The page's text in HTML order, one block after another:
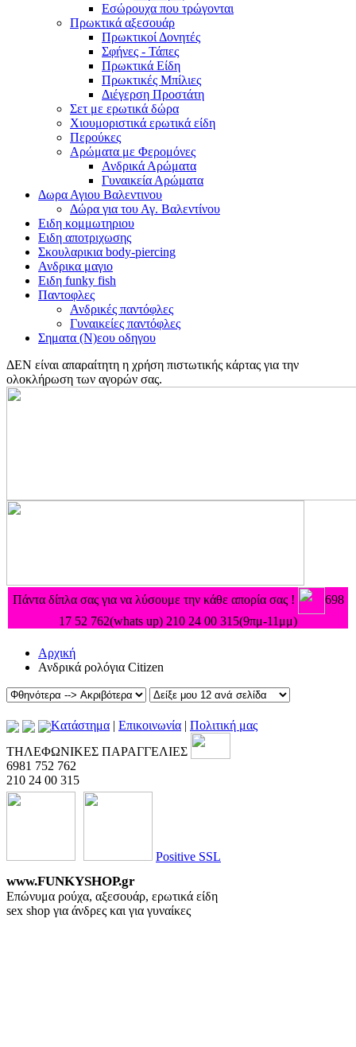
Εσώρουχα που τρώγονται
Πρωκτικά αξεσουάρ
Πρωκτικοί Δονητές
Σφήνες - Τάπες
Πρωκτικά Είδη
Πρωκτικές Μπίλιες
Διέγερση Προστάτη
Σετ με ερωτικά δώρα
Χιουμοριστικά ερωτικά είδη
Περούκες
Αρώματα με Φερομόνες
Ανδρικά Αρώματα
Γυναικεία Αρώματα
Δωρα Αγιου Βαλεντινου
Δώρα για του Αγ. Βαλεντίνου
Ειδη κομμωτηριου
Ειδη αποτριχωσης
Σκουλαρικια body-piercing
Ανδρικα μαγιο
Ειδη funky fish
Παντοφλες
Ανδρικές παντόφλες
Γυναικείες παντόφλες
Σηματα (Ν)εου οδηγου
ΔΕΝ είναι απαραίτητη η χρήση πιστωτικής κάρτας για την
ολοκλήρωση των αγορών σας.
Πάντα δίπλα σας για να λύσουμε την κάθε απορία σας !
698
17 52 762(whats up) 210 24 00 315(9πμ-11μμ)
Αρχική
Ανδρικά ρολόγια Citizen
Kατάστημα | Επικοινωνία | Πολιτική μας
ΤΗΛΕΦΩΝΙΚΕΣ ΠΑΡΑΓΓΕΛΙΕΣ
6981 752 762
210 24 00 315
Positive SSL
www.FUNKYSHOP.gr
Επώνυμα ρούχα, αξεσουάρ, ερωτικά είδη
sex shop για άνδρες και για γυναίκες